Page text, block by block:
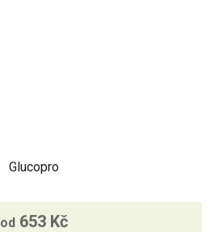
Glucopro
od 653 Kč